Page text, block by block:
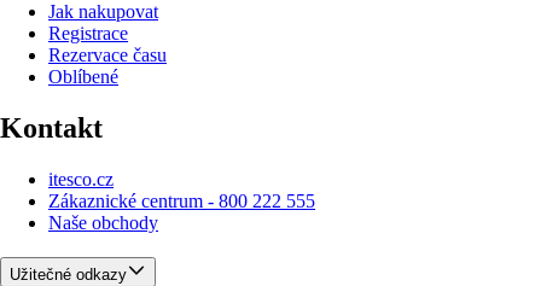
Jak nakupovat
Registrace
Rezervace času
Oblíbené
Kontakt
itesco.cz
Zákaznické centrum - 800 222 555
Naše obchody
Užitečné odkazy